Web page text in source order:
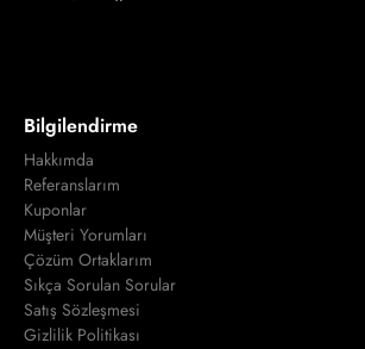
Bilgilendirme
Hakkımda
Referanslarım
Kuponlar
Müşteri Yorumları
Çözüm Ortaklarım
Sıkça Sorulan Sorular
Satış Sözleşmesi
Gizlilik Politikası